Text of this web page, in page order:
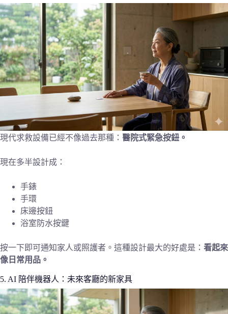
現代求救設備已經不像過去那種： 醫院式緊急按鈕。
現在多半設計成：
手錶
手環
床邊按鈕
浴室防水按鍵
按一下即可通知家人或照護者。這種設計最大的好處是： 看起來
像日常用品。
5. AI 陪伴機器人：未來客廳的新家具